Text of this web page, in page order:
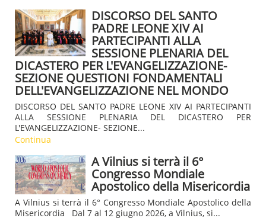
DISCORSO DEL SANTO
PADRE LEONE XIV AI
PARTECIPANTI ALLA
SESSIONE PLENARIA DEL
DICASTERO PER L'EVANGELIZZAZIONE-
SEZIONE QUESTIONI FONDAMENTALI
DELL'EVANGELIZZAZIONE NEL MONDO
DISCORSO DEL SANTO PADRE LEONE XIV AI PARTECIPANTI
ALLA SESSIONE PLENARIA DEL DICASTERO PER
L'EVANGELIZZAZIONE- SEZIONE...
Continua
A Vilnius si terrà il 6°
Congresso Mondiale
Apostolico della Misericordia
A Vilnius si terrà il 6° Congresso Mondiale Apostolico della
Misericordia Dal 7 al 12 giugno 2026, a Vilnius, si...